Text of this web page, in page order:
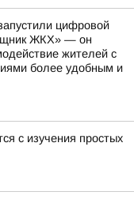
цифровой
ЖКХ» — он
жителей с
более удобным и
с изучения простых